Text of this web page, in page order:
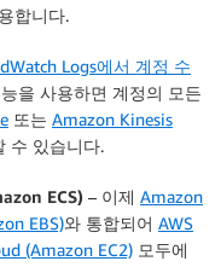
합니다.
Logs에서 계정 수
을 사용하면 계정의 모든
또는 Amazon Kinesis
수 있습니다.
ECS) – 이제 Amazon
EBS)와 통합되어 AWS
(Amazon EC2) 모두에